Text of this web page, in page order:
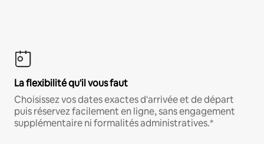
La flexibilité qu'il vous faut
Choisissez vos dates exactes d'arrivée et de départ
puis réservez facilement en ligne, sans engagement
supplémentaire ni formalités administratives.*